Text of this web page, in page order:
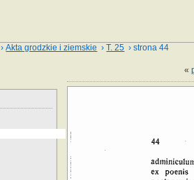
›Akta grodzkie i ziemskie ›T. 25 › strona 44
«